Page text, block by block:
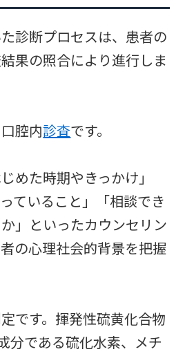
診断プロセスは、患者の
果の照合により進行しま
腔内診査です。
めた時期やきっかけ」
ていること」「相談でき
」といったカウンセリン
の心理社会的背景を把握
です。揮発性硫黄化合物
分である硫化水素、メチ